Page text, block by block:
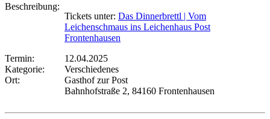
Beschreibung:
Tickets unter: Das Dinnerbrettl | Vom
Leichenschmaus ins Leichenhaus Post
Frontenhausen
Termin:
12.04.2025
Kategorie:
Verschiedenes
Ort:
Gasthof zur Post
Bahnhofstraße 2, 84160 Frontenhausen